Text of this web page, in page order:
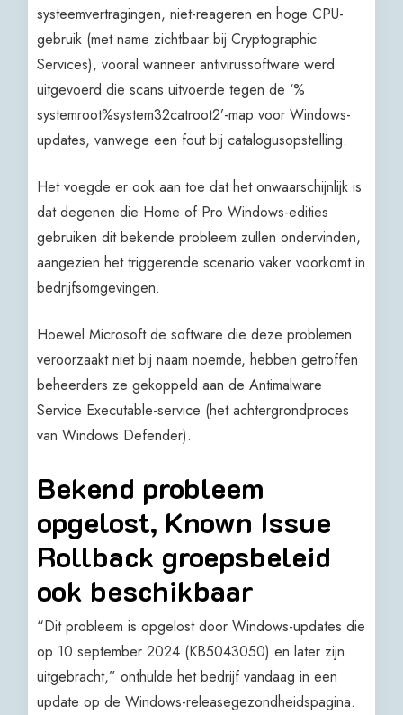
systeemvertragingen, niet-reageren en hoge CPU-
gebruik (met name zichtbaar bij Cryptographic
Services), vooral wanneer antivirussoftware werd
uitgevoerd die scans uitvoerde tegen de ‘%
systemroot%system32catroot2’-map voor Windows-
updates, vanwege een fout bij catalogusopstelling.
Het voegde er ook aan toe dat het onwaarschijnlijk is
dat degenen die Home of Pro Windows-edities
gebruiken dit bekende probleem zullen ondervinden,
aangezien het triggerende scenario vaker voorkomt in
bedrijfsomgevingen.
Hoewel Microsoft de software die deze problemen
veroorzaakt niet bij naam noemde, hebben getroffen
beheerders ze gekoppeld aan de Antimalware
Service Executable-service (het achtergrondproces
van Windows Defender).
Bekend probleem
opgelost, Known Issue
Rollback groepsbeleid
ook beschikbaar
“Dit probleem is opgelost door Windows-updates die
op 10 september 2024 (KB5043050) en later zijn
uitgebracht,” onthulde het bedrijf vandaag in een
update op de Windows-releasegezondheidspagina.